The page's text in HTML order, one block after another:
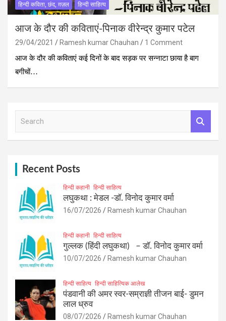
हिन्दी कविता, छंद, ग़ज़ल हिन्दी साहित्य
आज के दौर की कविताएं-पिनाक वीरेन्द्र कुमार पटेल
29/04/2021 Ramesh kumar Chauhan
1 Comment
आज के दौर की कविताएं कई दिनों के बाद सड़क पर सन्नाटा छाया है बाग
बगीचों…
Recent Posts
हिन्दी कहानी हिन्दी साहित्य
लघुकथा : मेडल -डॉ. विनोद कुमार वर्मा
16/07/2026 Ramesh kumar Chauhan
हिन्दी कहानी हिन्दी साहित्य
गुल्लक (हिंदी लघुकथा) – डॉ. विनोद कुमार वर्मा
10/07/2026 Ramesh kumar Chauhan
हिन्दी साहित्य हिन्दी साहित्यिक आलेख
पंडवानी की अमर स्वर-सम्राज्ञी तीजन बाई- डुमन
लाल ध्रुव
08/07/2026 Ramesh kumar Chauhan